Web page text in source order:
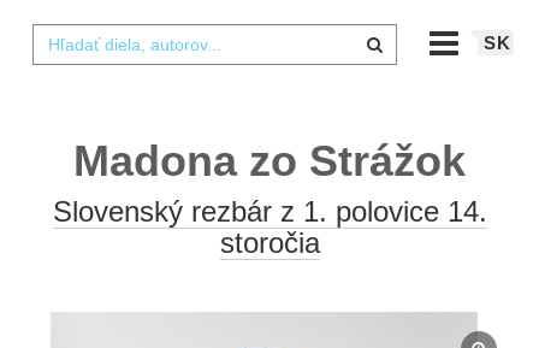
SK
Madona zo Strážok
Slovenský rezbár z 1. polovice 14.
storočia